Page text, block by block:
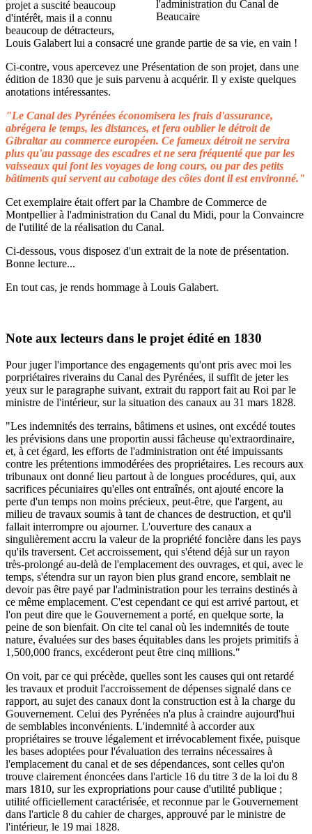
projet a suscité beaucoup
d'intérêt, mais il a connu
beaucoup de détracteurs,
Louis Galabert lui a consacré une grande partie de sa vie, en vain !
Ci-contre, vous apercevez une Présentation de son projet, dans une
édition de 1830 que je suis parvenu à acquérir. Il y existe quelques
anotations intéressantes.
"Le Canal des Pyrénées économisera les frais d'assurance,
abrégera le temps, les distances, et fera oublier le détroit de
Gibraltar au commerce européen. Ce fameux détroit ne servira
plus qu'au passage des escadres et ne sera fréquenté que par les
vaisseaux qui font les voyages de long cours, ou par des petits
bâtiments qui servent au cabotage des côtes dont il est environné."
Cet exemplaire était offert par la Chambre de Commerce de
Montpellier à l'administration du Canal du Midi, pour la Convaincre
de l'utilité de la réalisation du Canal.
Ci-dessous, vous disposez d'un extrait de la note de présentation.
Bonne lecture...
En tout cas, je rends hommage à Louis Galabert.
Note aux lecteurs dans le projet édité en 1830
Pour juger l'importance des engagements qu'ont pris avec moi les
porpriétaires riverains du Canal des Pyrénées, il suffit de jeter les
yeux sur le paragraphe suivant, extrait du rapport fait au Roi par le
ministre de l'intérieur, sur la situation des canaux au 31 mars 1828.
"Les indemnités des terrains, bâtimens et usines, ont excédé toutes
les prévisions dans une proportin aussi fâcheuse qu'extraordinaire,
et, à cet égard, les efforts de l'administration ont été impuissants
contre les prétentions immodérées des propriétaires. Les recours aux
tribunaux ont donné lieu partout à de longues procédures, qui, aux
sacrifices pécuniaires qu'elles ont entraînés, ont ajouté encore la
perte d'un temps non moins précieux, peut-être, que l'argent, au
milieu de travaux soumis à tant de chances de destruction, et qu'il
fallait interrompre ou ajourner. L'ouverture des canaux a
singulièrement accru la valeur de la propriété foncière dans les pays
qu'ils traversent. Cet accroissement, qui s'étend déjà sur un rayon
très-prolongé au-delà de l'emplacement des ouvrages, et qui, avec le
temps, s'étendra sur un rayon bien plus grand encore, semblait ne
devoir pas être payé par l'administration pour les terrains destinés à
ce même emplacement. C'est cependant ce qui est arrivé partout, et
l'on peut dire que le Gouvernement a porté, en quelque sorte, la
peine de son bienfait. On cite tel canal où les indemnités de toute
nature, évaluées sur des bases équitables dans les projets primitifs à
1,500,000 francs, excéderont peut être cinq millions."
On voit, par ce qui précède, quelles sont les causes qui ont retardé
les travaux et produit l'accroissement de dépenses signalé dans ce
rapport, au sujet des canaux dont la construction est à la charge du
Gouvernement. Celui des Pyrénées n'a plus à craindre aujourd'hui
de semblables inconvénients. L'indemnité à accorder aux
propriétaires se trouve légalement et irrévocablement fixée, puisque
les bases adoptées pour l'évaluation des terrains nécessaires à
l'emplacement du canal et de ses dépendances, sont celles qu'on
trouve clairement énoncées dans l'article 16 du titre 3 de la loi du 8
mars 1810, sur les expropriations pour cause d'utilité publique ;
utilité officiellement caractérisée, et reconnue par le Gouvernement
dans l'article 8 du cahier de charges, approuvé par le ministre de
l'intérieur, le 19 mai 1828.